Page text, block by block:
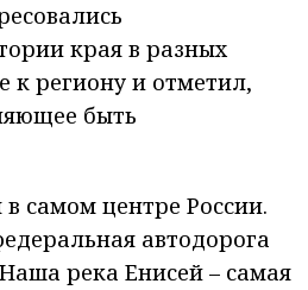
края в разных
к региону и отметил,
быть
самом центре России.
автодорога
река Енисей – самая